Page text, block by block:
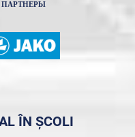
ПАРТНЕРЫ
ÎN ȘCOLI